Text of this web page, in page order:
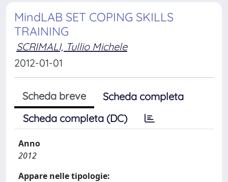
MindLAB SET COPING SKILLS
TRAINING
SCRIMALI, Tullio Michele
2012-01-01
Scheda breve
Scheda completa
Scheda completa (DC)
Anno
2012
Appare nelle tipologie: